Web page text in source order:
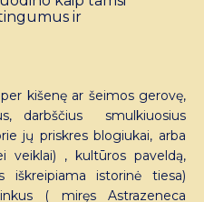
ir
kišenę ar šeimos gerovę,
darbščius smulkiuosius
jų priskres blogiukai, arba
veiklai) , kultūros paveldą,
istorinė tiesa)
( miręs Astrazeneca